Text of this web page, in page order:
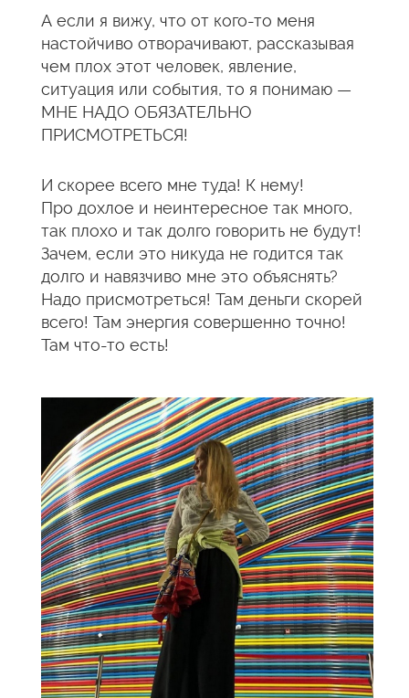
А если я вижу, что от кого-то меня
настойчиво отворачивают, рассказывая
чем плох этот человек, явление,
ситуация или события, то я понимаю —
МНЕ НАДО ОБЯЗАТЕЛЬНО
ПРИСМОТРЕТЬСЯ!
И скорее всего мне туда! К нему!
Про дохлое и неинтересное так много,
так плохо и так долго говорить не будут!
Зачем, если это никуда не годится так
долго и навязчиво мне это объяснять?
Надо присмотреться! Там деньги скорей
всего! Там энергия совершенно точно!
Там что-то есть!